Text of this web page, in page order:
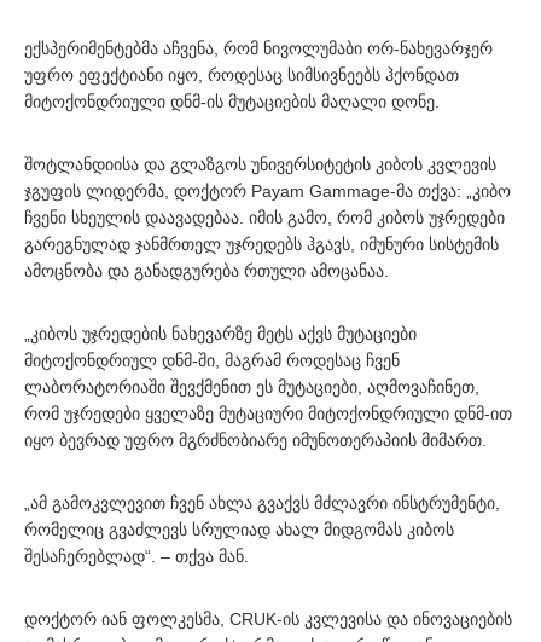
ექსპერიმენტებმა აჩვენა, რომ ნივოლუმაბი ორ-ნახევარჯერ
უფრო ეფექტიანი იყო, როდესაც სიმსივნეებს ჰქონდათ
მიტოქონდრიული დნმ-ის მუტაციების მაღალი დონე.
შოტლანდიისა და გლაზგოს უნივერსიტეტის კიბოს კვლევის
ჯგუფის ლიდერმა, დოქტორ Payam Gammage-მა თქვა: „კიბო
ჩვენი სხეულის დაავადებაა. იმის გამო, რომ კიბოს უჯრედები
გარეგნულად ჯანმრთელ უჯრედებს ჰგავს, იმუნური სისტემის
ამოცნობა და განადგურება რთული ამოცანაა.
„კიბოს უჯრედების ნახევარზე მეტს აქვს მუტაციები
მიტოქონდრიულ დნმ-ში, მაგრამ როდესაც ჩვენ
ლაბორატორიაში შევქმენით ეს მუტაციები, აღმოვაჩინეთ,
რომ უჯრედები ყველაზე მუტაციური მიტოქონდრიული დნმ-ით
იყო ბევრად უფრო მგრძნობიარე იმუნოთერაპიის მიმართ.
„ამ გამოკვლევით ჩვენ ახლა გვაქვს მძლავრი ინსტრუმენტი,
რომელიც გვაძლევს სრულიად ახალ მიდგომას კიბოს
შესაჩერებლად“. – თქვა მან.
დოქტორ იან ფოლკესმა, CRUK-ის კვლევისა და ინოვაციების